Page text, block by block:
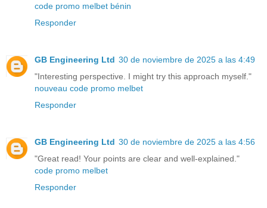
code promo melbet bénin
Responder
GB Engineering Ltd 30 de noviembre de 2025 a las 4:49
"Interesting perspective. I might try this approach myself."
nouveau code promo melbet
Responder
GB Engineering Ltd 30 de noviembre de 2025 a las 4:56
"Great read! Your points are clear and well-explained."
code promo melbet
Responder